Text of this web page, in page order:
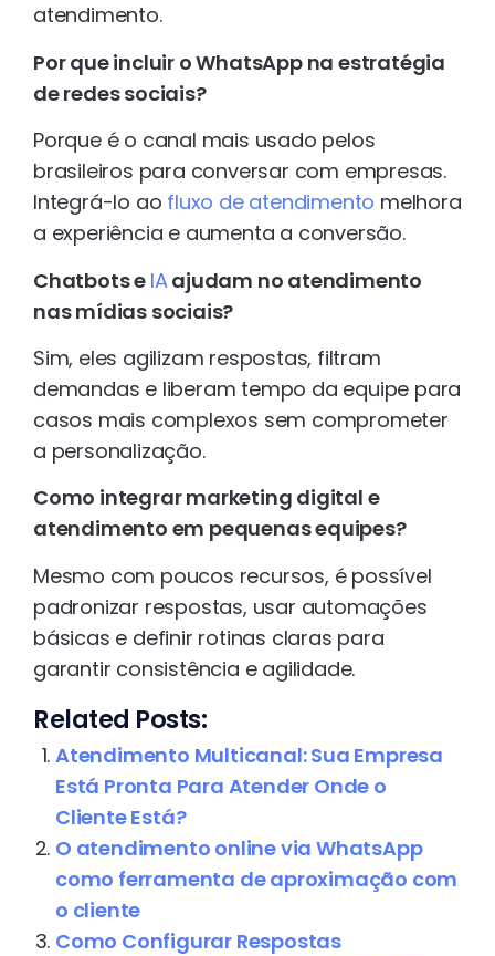
atendimento.
Por que incluir o WhatsApp na estratégia
de redes sociais?
Porque é o canal mais usado pelos
brasileiros para conversar com empresas.
Integrá-lo ao fluxo de atendimento melhora
a experiência e aumenta a conversão.
Chatbots e IAajudam no atendimento
nas mídias sociais?
Sim, eles agilizam respostas, filtram
demandas e liberam tempo da equipe para
casos mais complexos sem comprometer
a personalização.
Como integrar marketing digital e
atendimento em pequenas equipes?
Mesmo com poucos recursos, é possível
padronizar respostas, usar automações
básicas e definir rotinas claras para
garantir consistência e agilidade.
Related Posts:
Atendimento Multicanal: Sua Empresa
Está Pronta Para Atender Onde o
Cliente Está?
O atendimento online via WhatsApp
como ferramenta de aproximação com
o cliente
Como Configurar Respostas